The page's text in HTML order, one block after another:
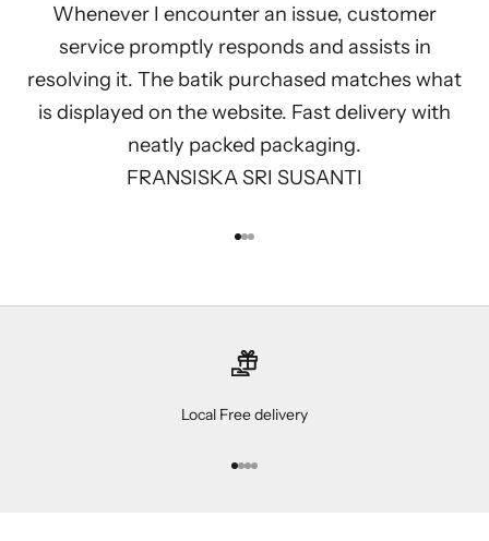
Whenever I encounter an issue, customer
service promptly responds and assists in
resolving it. The batik purchased matches what
is displayed on the website. Fast delivery with
neatly packed packaging.
FRANSISKA SRI SUSANTI
Go to item 1
Go to item 2
Go to item 3
Local Free delivery
Go to item 1
Go to item 2
Go to item 3
Go to item 4